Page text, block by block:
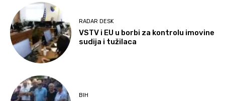
RADAR DESK
VSTV i EU u borbi za kontrolu imovine
sudija i tužilaca
BIH